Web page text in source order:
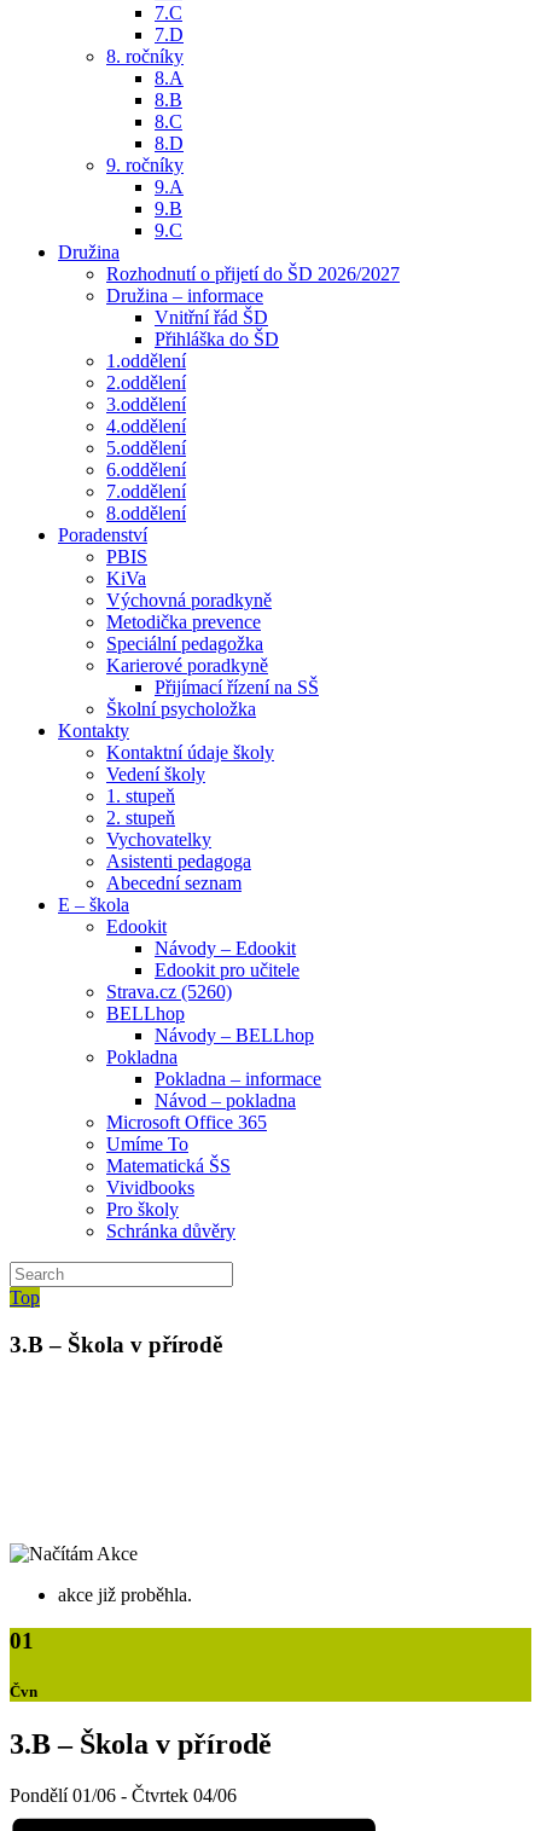
7.C
7.D
8. ročníky
8.A
8.B
8.C
8.D
9. ročníky
9.A
9.B
9.C
Družina
Rozhodnutí o přijetí do ŠD 2026/2027
Družina – informace
Vnitřní řád ŠD
Přihláška do ŠD
1.oddělení
2.oddělení
3.oddělení
4.oddělení
5.oddělení
6.oddělení
7.oddělení
8.oddělení
Poradenství
PBIS
KiVa
Výchovná poradkyně
Metodička prevence
Speciální pedagožka
Karierové poradkyně
Přijímací řízení na SŠ
Školní psycholožka
Kontakty
Kontaktní údaje školy
Vedení školy
1. stupeň
2. stupeň
Vychovatelky
Asistenti pedagoga
Abecední seznam
E – škola
Edookit
Návody – Edookit
Edookit pro učitele
Strava.cz (5260)
BELLhop
Návody – BELLhop
Pokladna
Pokladna – informace
Návod – pokladna
Microsoft Office 365
Umíme To
Matematická ŠS
Vividbooks
Pro školy
Schránka důvěry
Top
3.B – Škola v přírodě
akce již proběhla.
01
Čvn
3.B – Škola v přírodě
Pondělí 01/06 - Čtvrtek 04/06